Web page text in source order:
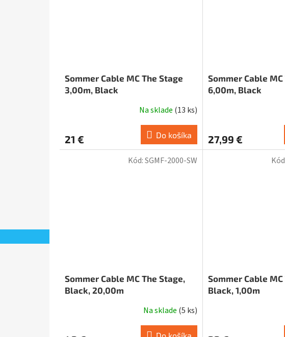
Sommer Cable MC The Stage
3,00m, Black
Na sklade (13 ks)
21 € Do košíka
Sommer Cable
6,00m, Black
27,99 €
Sommer Cable MC The Stage,
Black, 20,00m
Na sklade (5 ks)
Kód:SGMF-2000-SW
Sommer Cable
Black, 1,00m